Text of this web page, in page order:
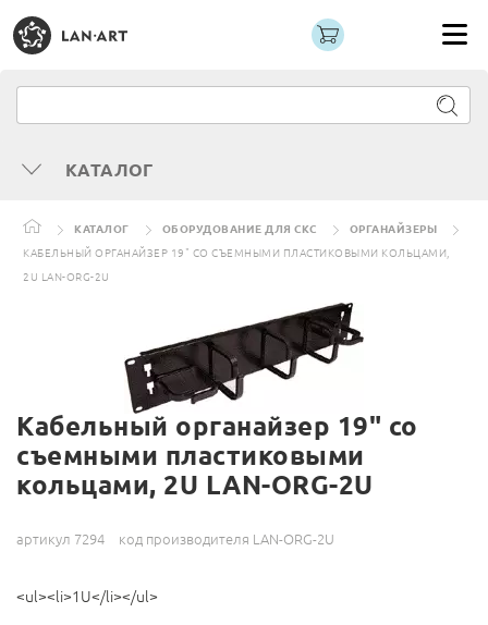
КАТАЛОГ
КАТАЛОГ ОБОРУДОВАНИЕ ДЛЯ СКС
ОРГАНАЙЗЕРЫ
КАБЕЛЬНЫЙ ОРГАНАЙЗЕР 19" СО СЪЕМНЫМИ ПЛАСТИКОВЫМИ КОЛЬЦАМИ,
2U LAN-ORG-2U
Кабельный органайзер 19" со
съемными пластиковыми
кольцами, 2U LAN-ORG-2U
артикул 7294 код производителя LAN-ORG-2U
<ul><li>1U</li></ul>